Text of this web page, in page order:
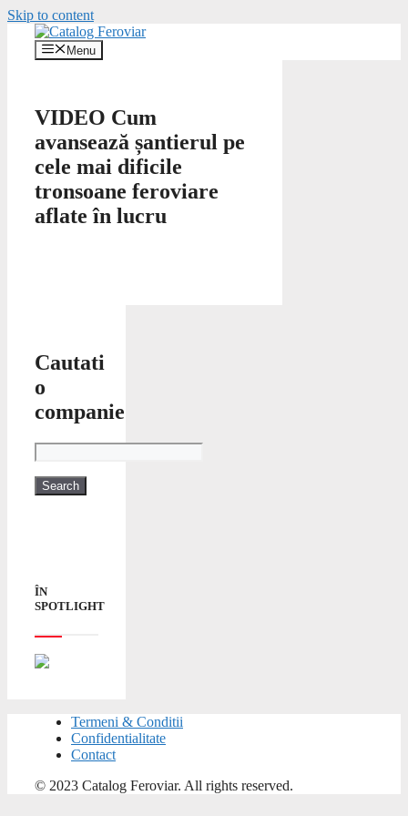
Skip to content
Menu
VIDEO Cum
avansează șantierul pe
cele mai dificile
tronsoane feroviare
aflate în lucru
Cautati
o
companie
ÎN
SPOTLIGHT
Termeni & Conditii
Confidentialitate
Contact
© 2023 Catalog Feroviar. All rights reserved.